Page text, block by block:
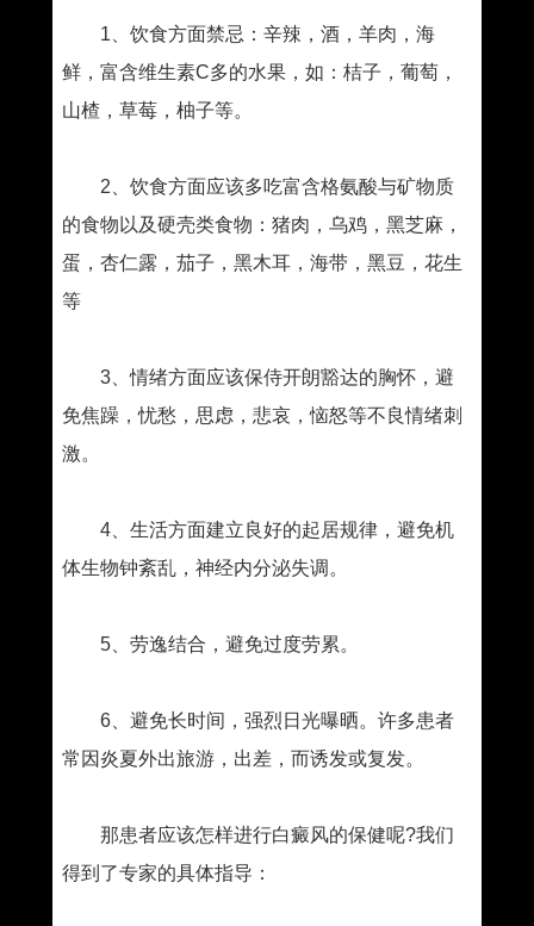
1、饮食方面禁忌：辛辣，酒，羊肉，海
鲜，富含维生素C多的水果，如：桔子，葡萄，
山楂，草莓，柚子等。
2、饮食方面应该多吃富含格氨酸与矿物质
的食物以及硬壳类食物：猪肉，乌鸡，黑芝麻，
蛋，杏仁露，茄子，黑木耳，海带，黑豆，花生
等
3、情绪方面应该保侍开朗豁达的胸怀，避
免焦躁，忧愁，思虑，悲哀，恼怒等不良情绪刺
激。
4、生活方面建立良好的起居规律，避免机
体生物钟紊乱，神经内分泌失调。
5、劳逸结合，避免过度劳累。
6、避免长时间，强烈日光曝晒。许多患者
常因炎夏外出旅游，出差，而诱发或复发。
那患者应该怎样进行白癜风的保健呢?我们
得到了专家的具体指导：